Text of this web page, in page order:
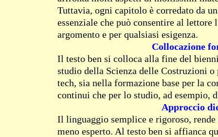
Tuttavia, ogni capitolo è corredato da
essenziale che può consentire al
argomento e per qualsiasi esigenza.
Collocazione
Il testo ben si colloca alla fine del
studio della Scienza delle Costruzioni
tech, sia nella formazione base per la
continui che per lo studio, ad esempio,
Approccio
Il linguaggio semplice e rigoroso,
meno esperto. Al testo ben si affianca